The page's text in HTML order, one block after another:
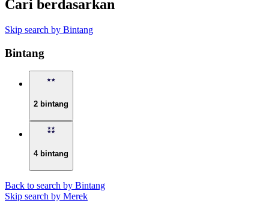
Cari berdasarkan
Skip search by Bintang
Bintang
2 bintang
4 bintang
Back to search by Bintang
Skip search by Merek